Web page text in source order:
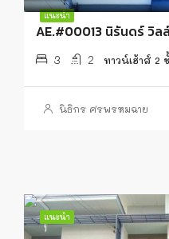
แนะนำ
AE.#00013 นิรันดร์ วิ
3 2 ทาวน์เฮ้าส์ 2
นิธิกร ศรพรหมฉาย
แนะนำ